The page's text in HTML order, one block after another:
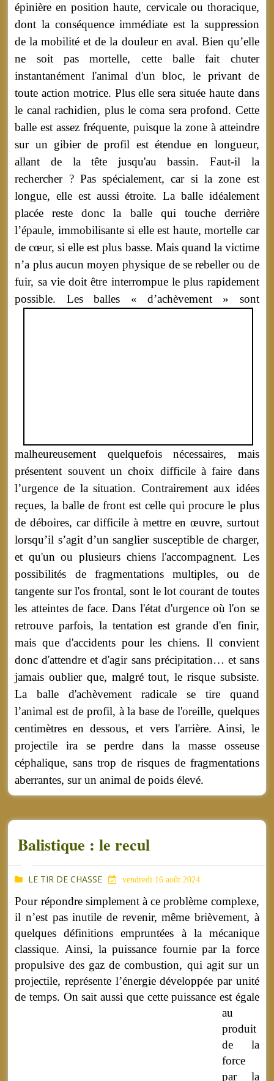
épinière en position haute, cervicale ou thoracique,
dont la conséquence immédiate est la suppression
de la mobilité et de la douleur en aval. Bien qu’elle
ne soit pas mortelle, cette balle fait chuter
instantanément l'animal d'un bloc, le privant de
toute action motrice. Plus elle sera située haute dans
le canal rachidien, plus le coma sera profond. Cette
balle est assez fréquente, puisque la zone à atteindre
sur un gibier de profil est étendue en longueur,
allant de la tête jusqu'au bassin. Faut-il la
rechercher ? Pas spécialement, car si la zone est
longue, elle est aussi étroite. La balle idéalement
placée reste donc la balle qui touche derrière
l’épaule, immobilisante si elle est haute, mortelle car
de cœur, si elle est plus basse. Mais quand la victime
n’a plus aucun moyen physique de se rebeller ou de
fuir, sa vie doit être interrompue le plus rapidement
possible. Les balles « d’achèvement » sont
malheureusement quelquefois nécessaires, mais
présentent souvent un choix difficile à faire dans
l’urgence de la situation. Contrairement aux idées
reçues, la balle de front est celle qui procure le plus
de déboires, car difficile à mettre en œuvre, surtout
lorsqu’il s’agit d’un sanglier susceptible de charger,
et qu'un ou plusieurs chiens l'accompagnent. Les
possibilités de fragmentations multiples, ou de
tangente sur l'os frontal, sont le lot courant de toutes
les atteintes de face. Dans l'état d'urgence où l'on se
retrouve parfois, la tentation est grande d'en finir,
mais que d'accidents pour les chiens. Il convient
donc d'attendre et d'agir sans précipitation… et sans
jamais oublier que, malgré tout, le risque subsiste.
La balle d'achèvement radicale se tire quand
l’animal est de profil, à la base de l'oreille, quelques
centimètres en dessous, et vers l'arrière. Ainsi, le
projectile ira se perdre dans la masse osseuse
céphalique, sans trop de risques de fragmentations
aberrantes, sur un animal de poids élevé.
Balistique : le recul
LE TIR DE CHASSE vendredi 16 août 2024
Pour répondre simplement à ce problème complexe,
il n’est pas inutile de revenir, même brièvement, à
quelques définitions empruntées à la mécanique
classique. Ainsi, la puissance fournie par la force
propulsive des gaz de combustion, qui agit sur un
projectile, représente l’énergie développée par unité
de temps. On sait aussi que cette puissance est égale
au
produit
de la
force
par la